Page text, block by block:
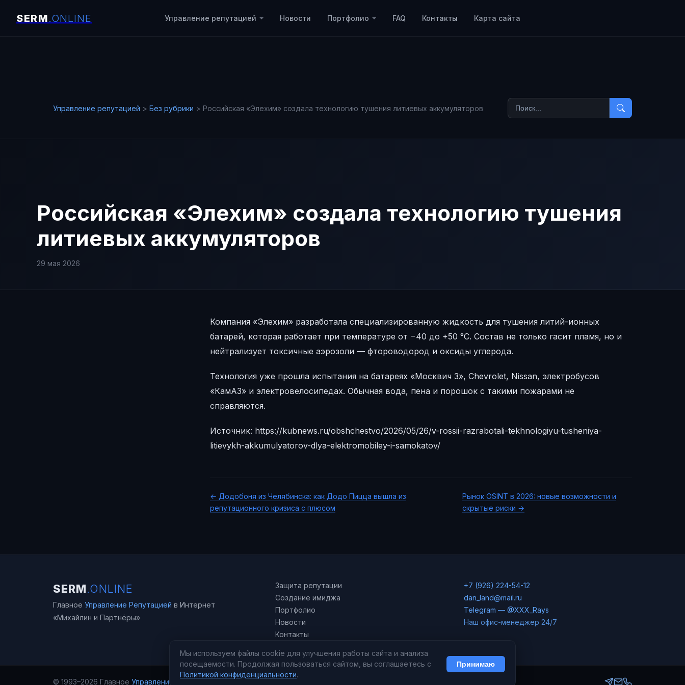
Управление репутацией Новости Портфолио FAQ Контакты Карта сайта
Управление репутацией > Без рубрики > Российская «Элехим» создала технологию тушения литиевых аккумуляторов
Российская «Элехим» создала технологию тушения
литиевых аккумуляторов
29 мая 2026
Компания «Элехим» разработала специализированную жидкость для тушения литий-ионных
батарей, которая работает при температуре от −40 до +50 °C. Состав не только гасит пламя, но и
нейтрализует токсичные аэрозоли — фтороводород и оксиды углерода.
Технология уже прошла испытания на батареях «Москвич 3», Chevrolet, Nissan, электробусов
«КамАЗ» и электровелосипедах. Обычная вода, пена и порошок с такими пожарами не
справляются.
Источник: https://kubnews.ru/obshchestvo/2026/05/26/v-rossii-razrabotali-tekhnologiyu-tusheniya-
litievykh-akkumulyatorov-dlya-elektromobiley-i-samokatov/
← Додобоня из Челябинска: как Додо Пицца вышла из
репутационного кризиса с плюсом
Рынок OSINT в 2026: новые возможности и
скрытые риски →
SERM.ONLINE
Главное Управление Репутацией в Интернет
«Михайлин и Партнёры»
Защита репутации
Создание имиджа
Портфолио
Новости
Контакты
+7 (926) 224-54-12
dan_land@mail.ru
Telegram — @XXX_Rays
Наш офис-менеджер 24/7
© 1993–2026 Главное Управление Репутацией в Интернет
Мы используем файлы cookie для улучшения работы сайта и анализа
посещаемости. Продолжая пользоваться сайтом, вы соглашаетесь с
Политикой конфиденциальности.
Принимаю